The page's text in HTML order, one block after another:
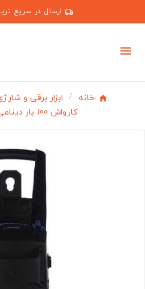
ارسال در سریع
خانه ابزار برقی و
کارواش 100 بار دینامی نووا مدل 4100